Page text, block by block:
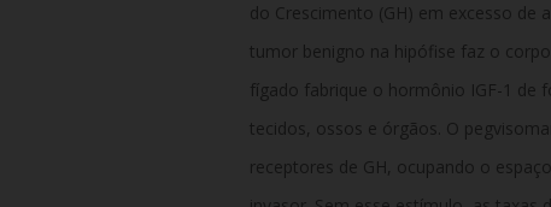
do Crescimento (GH) em excesso
tumor benigno na hipófise faz o
fígado fabrique o hormônio IGF-1 de
tecidos, ossos e órgãos. O
receptores de GH, ocupando o